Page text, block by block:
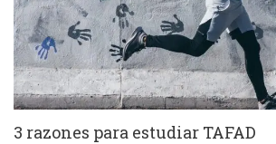
3 razones para estudiar TAFAD